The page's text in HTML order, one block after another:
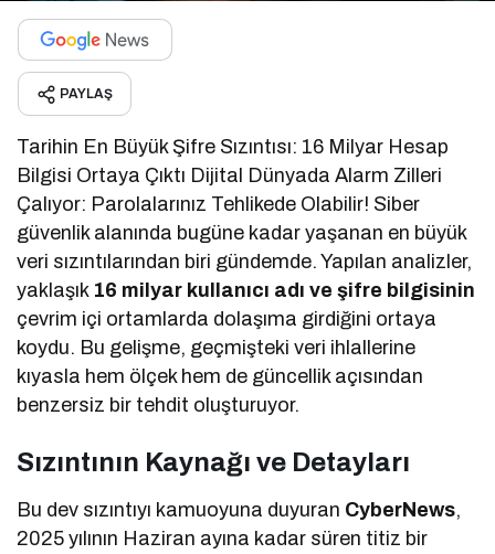
PAYLAŞ
Tarihin En Büyük Şifre Sızıntısı: 16 Milyar Hesap
Bilgisi Ortaya Çıktı Dijital Dünyada Alarm Zilleri
Çalıyor: Parolalarınız Tehlikede Olabilir! Siber
güvenlik alanında bugüne kadar yaşanan en büyük
veri sızıntılarından biri gündemde. Yapılan analizler,
yaklaşık 16 milyar kullanıcı adı ve şifre bilgisinin
çevrim içi ortamlarda dolaşıma girdiğini ortaya
koydu. Bu gelişme, geçmişteki veri ihlallerine
kıyasla hem ölçek hem de güncellik açısından
benzersiz bir tehdit oluşturuyor.
Sızıntının Kaynağı ve Detayları
Bu dev sızıntıyı kamuoyuna duyuran CyberNews,
2025 yılının Haziran ayına kadar süren titiz bir